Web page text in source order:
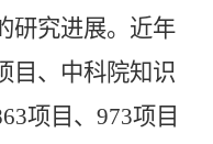
研究进展。近年
目、中科院知识
项目、973项目